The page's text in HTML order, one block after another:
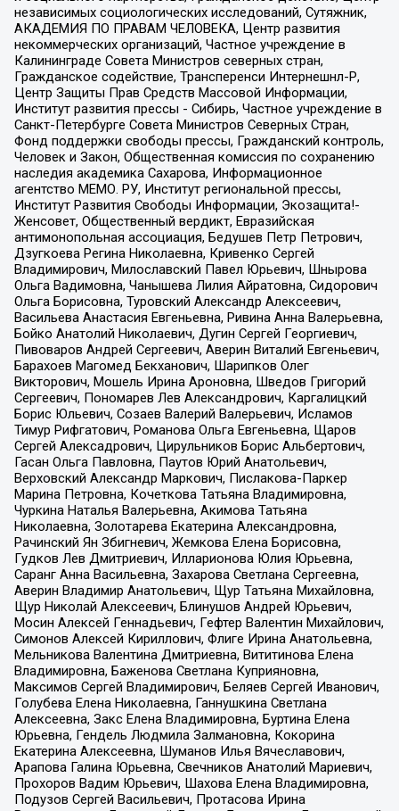
независимых социологических исследований, Сутяжник,
АКАДЕМИЯ ПО ПРАВАМ ЧЕЛОВЕКА, Центр развития
некоммерческих организаций, Частное учреждение в
Калининграде Совета Министров северных стран,
Гражданское содействие, Трансперенси Интернешнл-Р,
Центр Защиты Прав Средств Массовой Информации,
Институт развития прессы - Сибирь, Частное учреждение в
Санкт-Петербурге Совета Министров Северных Стран,
Фонд поддержки свободы прессы, Гражданский контроль,
Человек и Закон, Общественная комиссия по сохранению
наследия академика Сахарова, Информационное
агентство МЕМО. РУ, Институт региональной прессы,
Институт Развития Свободы Информации, Экозащита!-
Женсовет, Общественный вердикт, Евразийская
антимонопольная ассоциация, Бедушев Петр Петрович,
Дзугкоева Регина Николаевна, Кривенко Сергей
Владимирович, Милославский Павел Юрьевич, Шнырова
Ольга Вадимовна, Чанышева Лилия Айратовна, Сидорович
Ольга Борисовна, Туровский Александр Алексеевич,
Васильева Анастасия Евгеньевна, Ривина Анна Валерьевна,
Бойко Анатолий Николаевич, Дугин Сергей Георгиевич,
Пивоваров Андрей Сергеевич, Аверин Виталий Евгеньевич,
Барахоев Магомед Бекханович, Шарипков Олег
Викторович, Мошель Ирина Ароновна, Шведов Григорий
Сергеевич, Пономарев Лев Александрович, Каргалицкий
Борис Юльевич, Созаев Валерий Валерьевич, Исламов
Тимур Рифгатович, Романова Ольга Евгеньевна, Щаров
Сергей Алексадрович, Цирульников Борис Альбертович,
Гасан Ольга Павловна, Паутов Юрий Анатольевич,
Верховский Александр Маркович, Пислакова-Паркер
Марина Петровна, Кочеткова Татьяна Владимировна,
Чуркина Наталья Валерьевна, Акимова Татьяна
Николаевна, Золотарева Екатерина Александровна,
Рачинский Ян Збигневич, Жемкова Елена Борисовна,
Гудков Лев Дмитриевич, Илларионова Юлия Юрьевна,
Саранг Анна Васильевна, Захарова Светлана Сергеевна,
Аверин Владимир Анатольевич, Щур Татьяна Михайловна,
Щур Николай Алексеевич, Блинушов Андрей Юрьевич,
Мосин Алексей Геннадьевич, Гефтер Валентин Михайлович,
Симонов Алексей Кириллович, Флиге Ирина Анатольевна,
Мельникова Валентина Дмитриевна, Вититинова Елена
Владимировна, Баженова Светлана Куприяновна,
Максимов Сергей Владимирович, Беляев Сергей Иванович,
Голубева Елена Николаевна, Ганнушкина Светлана
Алексеевна, Закс Елена Владимировна, Буртина Елена
Юрьевна, Гендель Людмила Залмановна, Кокорина
Екатерина Алексеевна, Шуманов Илья Вячеславович,
Арапова Галина Юрьевна, Свечников Анатолий Мариевич,
Прохоров Вадим Юрьевич, Шахова Елена Владимировна,
Подузов Сергей Васильевич, Протасова Ирина